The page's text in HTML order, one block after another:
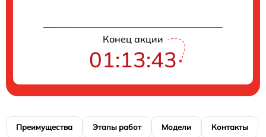
Конец акции
01:13:42
Преимущества Этапы работ Модели Контакты